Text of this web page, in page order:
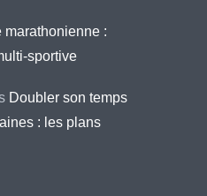
marathonienne :
sportive
Doubler son temps
: les plans